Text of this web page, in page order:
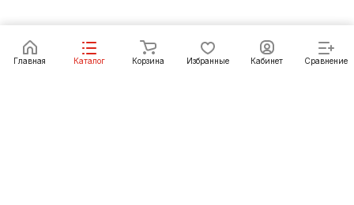
Под заказ
Главная Каталог Корзина Избранные Кабинет Сравнение